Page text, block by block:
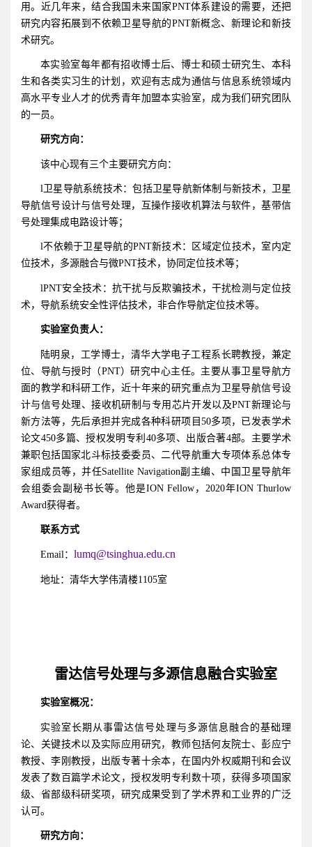
用。近几年来，结合我国未来国家PNT体系建设的需要，还把
研究内容拓展到不依赖卫星导航的PNT新概念、新理论和新技
术研究。
本实验室每年都有招收博士后、博士和硕士研究生、本科
生和各类实习生的计划，欢迎有志成为通信与信息系统领域内
高水平专业人才的优秀青年加盟本实验室，成为我们研究团队
的一员。
研究方向：
该中心现有三个主要研究方向：
l卫星导航系统技术：包括卫星导航新体制与新技术，卫星
导航信号设计与信号处理，互操作接收机算法与软件，基带信
号处理集成电路设计等；
l不依赖于卫星导航的PNT新技术：区域定位技术，室内定
位技术，多源融合与微PNT技术，协同定位技术等；
lPNT安全技术：抗干扰与反欺骗技术，干扰检测与定位技
术，导航系统安全性评估技术，非合作导航定位技术等。
实验室负责人：
陆明泉，工学博士，清华大学电子工程系长聘教授，兼定
位、导航与授时（PNT）研究中心主任。主要从事卫星导航方
面的教学和科研工作，近十年来的研究重点为卫星导航信号设
计与信号处理、接收机研制与专用芯片开发以及PNT新理论与
新方法等，先后承担并完成各种科研项目50多项，已发表学术
论文450多篇、授权发明专利40多项、出版合著4部。主要学术
兼职包括国家北斗标技委委员、二代导航重大专项体系总体专
家组成员等，并任Satellite Navigation副主编、中国卫星导航年
会组委会副秘书长等。他是ION Fellow，2020年ION Thurlow
Award获得者。
联系方式
Email： lumq@tsinghua.edu.cn
地址：清华大学伟清楼1105室
雷达信号处理与多源信息融合实验室
实验室概况：
实验室长期从事雷达信号处理与多源信息融合的基础理
论、关键技术以及实际应用研究，教师包括何友院士、彭应宁
教授、李刚教授，出版专著十余本，在国内外权威期刊和会议
发表了数百篇学术论文，授权发明专利数十项，获得多项国家
级、省部级科研奖项，研究成果受到了学术界和工业界的广泛
认可。
研究方向：